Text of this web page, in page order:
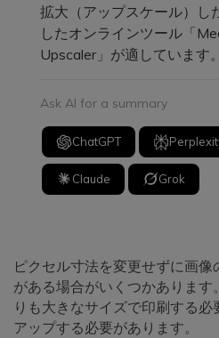
拡大（アップスケール）し
したオンラインツール「
Upscaler」が適しています。
Ask AI for a summary
ChatGPT
Claude Grok
ピクセル寸法を変更せずに画
がある場合がいくつかあります
りも大きなサイズで印刷する
アップする必要があります。